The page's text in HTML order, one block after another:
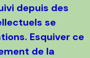
depuis des
se
Esquiver ce
de la